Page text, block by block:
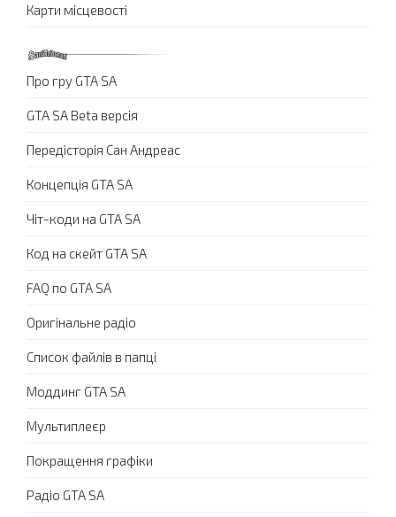
Карти місцевості
Про гру GTA SA
GTA SA Beta версія
Передісторія Сан Андреас
Концепція GTA SA
Чіт-коди на GTA SA
Код на скейт GTA SA
FAQ по GTA SA
Оригінальне радіо
Список файлів в папці
Моддинг GTA SA
Мультиплеєр
Покращення графіки
Радіо GTA SA